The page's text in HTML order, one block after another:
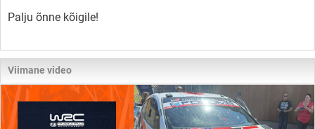
Palju õnne kõigile!
Viimane video